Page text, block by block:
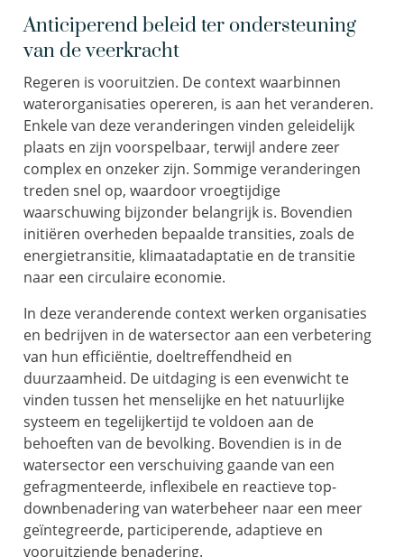
Anticiperend beleid ter ondersteuning
van de veerkracht
Regeren is vooruitzien. De context waarbinnen
waterorganisaties opereren, is aan het veranderen.
Enkele van deze veranderingen vinden geleidelijk
plaats en zijn voorspelbaar, terwijl andere zeer
complex en onzeker zijn. Sommige veranderingen
treden snel op, waardoor vroegtijdige
waarschuwing bijzonder belangrijk is. Bovendien
initiëren overheden bepaalde transities, zoals de
energietransitie, klimaatadaptatie en de transitie
naar een circulaire economie.
In deze veranderende context werken organisaties
en bedrijven in de watersector aan een verbetering
van hun efficiëntie, doeltreffendheid en
duurzaamheid. De uitdaging is een evenwicht te
vinden tussen het menselijke en het natuurlijke
systeem en tegelijkertijd te voldoen aan de
behoeften van de bevolking. Bovendien is in de
watersector een verschuiving gaande van een
gefragmenteerde, inflexibele en reactieve top-
downbenadering van waterbeheer naar een meer
geïntegreerde, participerende, adaptieve en
vooruitziende benadering.